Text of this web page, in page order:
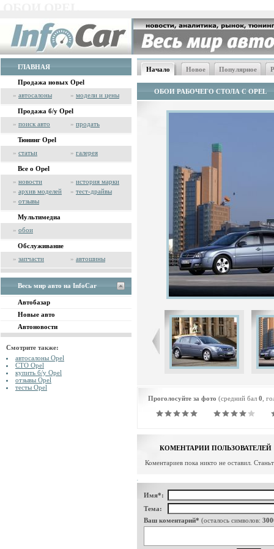
ГЛАВНАЯ
Продажа новых Opel
» автосалоны » модели и цены
Продажа б/у Opel
» поиск авто » продать
Тюнинг Opel
» статьи » галерея
Все о Opel
» новости » история марки
» архив моделей » тест-драйвы
» отзывы
Мультимедиа
» обои
Обслуживание
» запчасти » автошины
Весь мир авто на InfoCar
Автобазар
Новые авто
Автоновости
Смотрите также:
автосалоны Opel
СТО Opel
купить б/у Opel
отзывы Opel
тесты Opel
Начало Новое Популярное
ОБОИ РАБОЧЕГО СТОЛА С OPEL
Проголосуйте за фото (средний бал 0 ,
КОМЕНТАРИИ ПОЛЬЗОВАТЕЛЕЙ
Коментариев пока никто не оставил.
Имя*:
Тема:
Ваш коментарий* (осталось символов: